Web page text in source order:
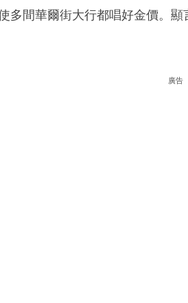
多間華爾街大行都唱好金價。
廣告